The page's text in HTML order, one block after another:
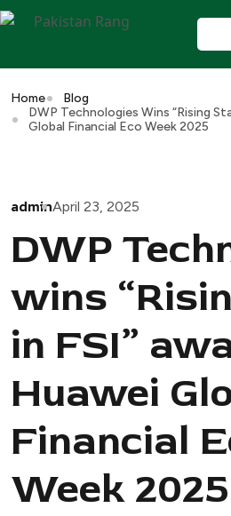
Home
Blog
DWP Technologies Wins “Rising
Global Financial Eco Week 2025
adminApril 23, 2025
DWP
wins
in FSI”
Huawei
Financial
Week 2025